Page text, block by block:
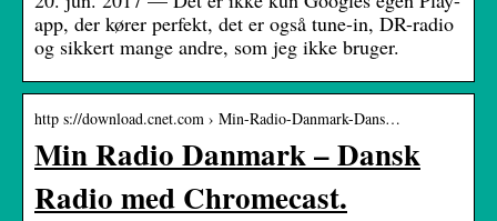
app, der kører perfekt, det er også tune-in, DR-radio
og sikkert mange andre, som jeg ikke bruger.
http s://download.cnet.com › Min-Radio-Danmark-Dans…
Min Radio Danmark – Dansk
Radio med Chromecast.